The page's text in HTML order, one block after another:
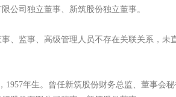
公司独立董事、新筑股份独立董事。
监事、高级管理人员不存在关联关系，未
年生。曾任新筑股份财务总监、董事会